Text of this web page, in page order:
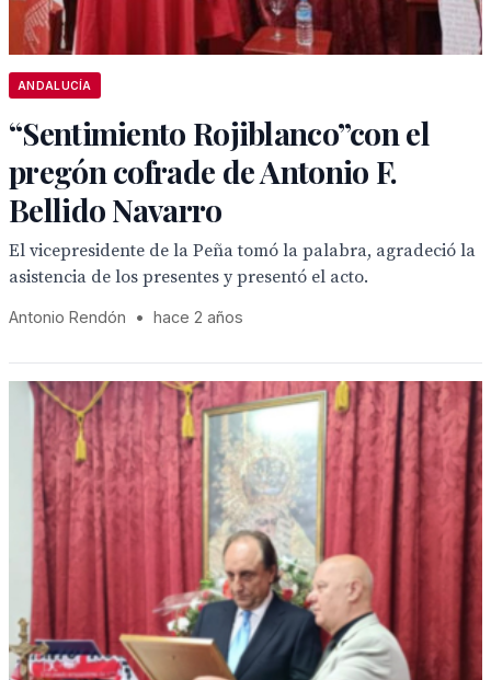
ANDALUCÍA
“Sentimiento Rojiblanco”con el
pregón cofrade de Antonio F.
Bellido Navarro
El vicepresidente de la Peña tomó la palabra, agradeció la
asistencia de los presentes y presentó el acto.
Antonio Rendón • hace 2 años